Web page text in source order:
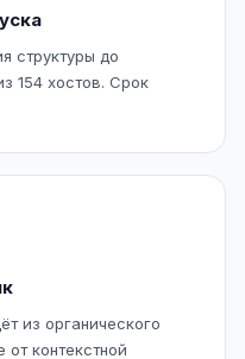
структуры до
154 хостов. Срок
из органического
контекстной